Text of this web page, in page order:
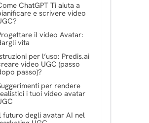
ChatGPT Ti aiuta a
e scrivere video
il video Avatar:
vita
per l’uso: Predis.ai
video UGC (passo
passo)?
per rendere
i tuoi video avatar
futuro degli avatar AI nel